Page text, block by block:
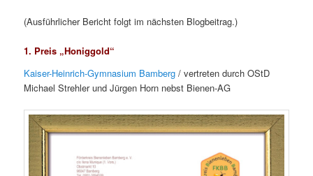
(Ausführlicher Bericht folgt im nächsten Blogbeitrag.)
1. Preis „Honiggold“
Kaiser-Heinrich-Gymnasium Bamberg / vertreten durch OStD
Michael Strehler und Jürgen Horn nebst Bienen-AG